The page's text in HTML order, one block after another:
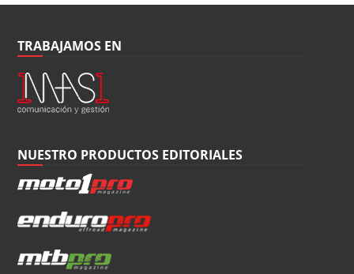
TRABAJAMOS EN
NUESTRO PRODUCTOS EDITORIALES